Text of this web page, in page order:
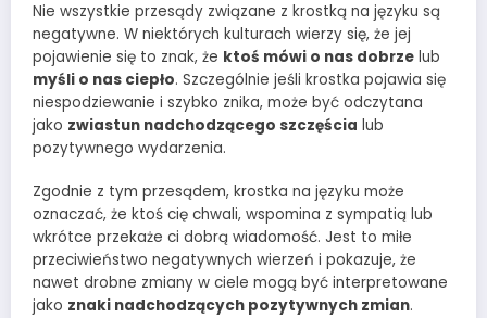
Nie wszystkie przesądy związane z krostką na języku są
negatywne. W niektórych kulturach wierzy się, że jej
pojawienie się to znak, że ktoś mówi o nas dobrze lub
myśli o nas ciepło. Szczególnie jeśli krostka pojawia się
niespodziewanie i szybko znika, może być odczytana
jako zwiastun nadchodzącego szczęścia lub
pozytywnego wydarzenia.
Zgodnie z tym przesądem, krostka na języku może
oznaczać, że ktoś cię chwali, wspomina z sympatią lub
wkrótce przekaże ci dobrą wiadomość. Jest to miłe
przeciwieństwo negatywnych wierzeń i pokazuje, że
nawet drobne zmiany w ciele mogą być interpretowane
jako znaki nadchodzących pozytywnych zmian.